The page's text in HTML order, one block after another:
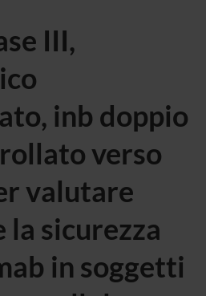
III,
inb doppio
verso
valutare
la sicurezza
in soggetti